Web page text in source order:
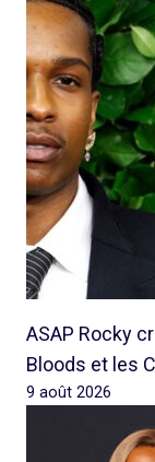
ASAP Rocky
Bloods et les
9 août 2026